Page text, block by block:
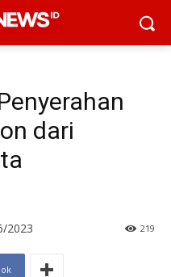
dari
2023 219